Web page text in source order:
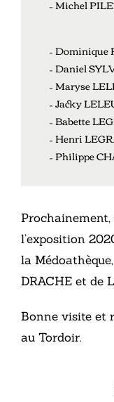
– Michel
– Dominique
– Daniel
– Maryse
– Jacky
– Babette
– Henri
– Philippe
l’exposition
la
DRACHE et de
Bonne visite et
au Tordoir.